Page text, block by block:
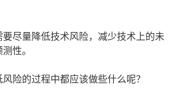
尽量降低技术风险，减少技术上的未
性。
险的过程中都应该做些什么呢？